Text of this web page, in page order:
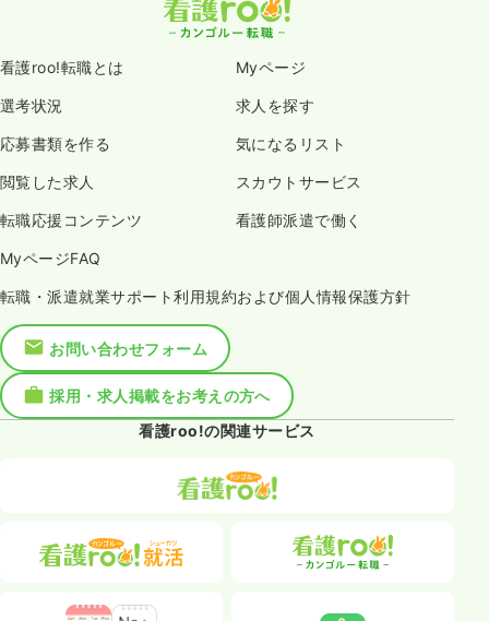
看護roo!転職とは Myページ
選考状況 求人を探す
応募書類を作る 気になるリスト
閲覧した求人 スカウトサービス
転職応援コンテンツ 看護師派遣で働く
MyページFAQ
転職・派遣就業サポート利用規約および個人情報保護方針
お問い合わせフォーム
採用・求人掲載をお考えの方へ
看護roo!の関連サービス